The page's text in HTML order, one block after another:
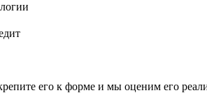
его к форме и мы оценим его